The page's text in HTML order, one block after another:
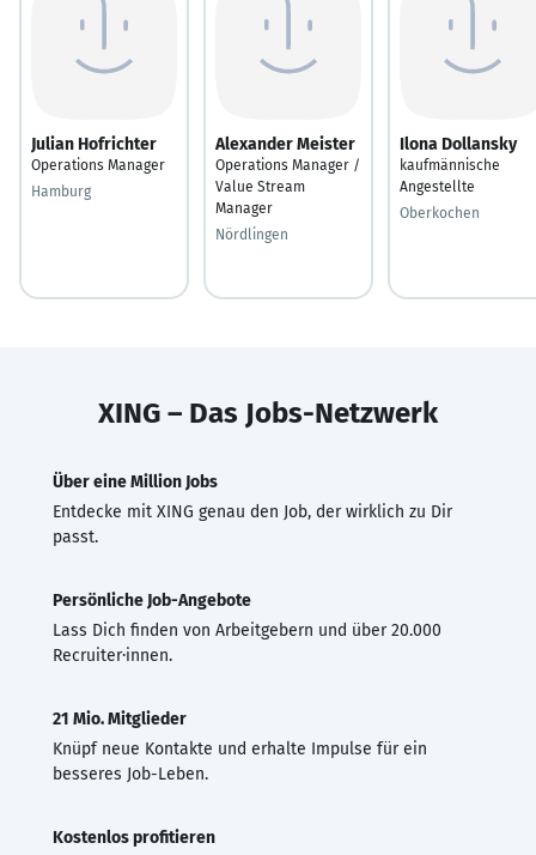
Julian Hofrichter
Operations Manager
Hamburg
Alexander Meister
Operations Manager /
Value Stream
Manager
Nördlingen
Ilona Dollansky
kaufmännische
Angestellte
Oberkochen
XING – Das Jobs-Netzwerk
Über eine Million Jobs
Entdecke mit XING genau den Job, der wirklich zu Dir
passt.
Persönliche Job-Angebote
Lass Dich finden von Arbeitgebern und über 20.000
Recruiter·innen.
21 Mio. Mitglieder
Knüpf neue Kontakte und erhalte Impulse für ein
besseres Job-Leben.
Kostenlos profitieren